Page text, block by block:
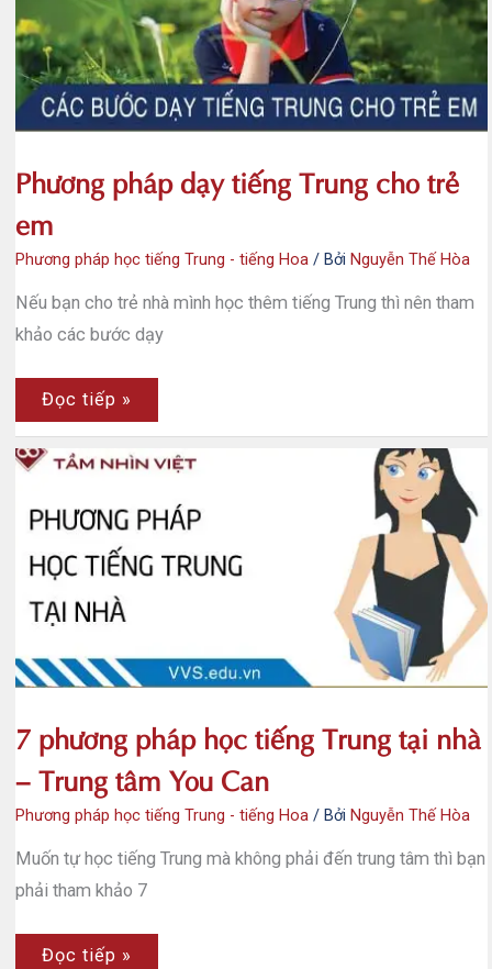
dàng
Phương pháp dạy tiếng Trung cho trẻ
em
Phương pháp học tiếng Trung - tiếng Hoa/ Bởi Nguyễn Thế Hòa
Nếu bạn cho trẻ nhà mình học thêm tiếng Trung thì nên tham
khảo các bước dạy
Phương
pháp
dạy
tiếng
Trung
trẻ
em
Đọc tiếp »
7 phương pháp học tiếng Trung tại nhà
– Trung tâm You Can
Phương pháp học tiếng Trung - tiếng Hoa/ Bởi Nguyễn Thế Hòa
Muốn tự học tiếng Trung mà không phải đến trung tâm thì bạn
phải tham khảo 7
7
Đọc tiếp »